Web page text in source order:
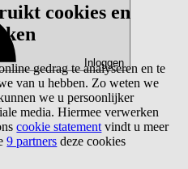
Inloggen
cookies en
gedrag te analyseren en te
van u hebben. Zo weten we
we u persoonlijker
media. Hiermee verwerken
cookie statement vindt u meer
9 partners deze cookies